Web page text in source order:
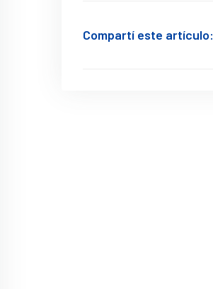
Compartí este artículo: